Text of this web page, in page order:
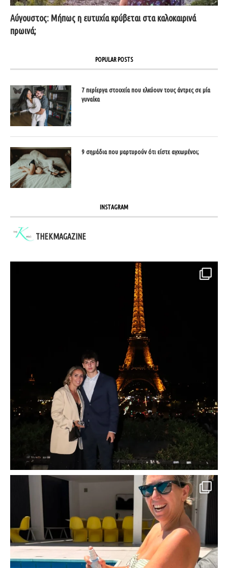
Αύγουστος: Μήπως η ευτυχία κρύβεται στα καλοκαιρινά
πρωινά;
POPULAR POSTS
7 περίεργα στοιχεία που ελκύουν τους άντρες σε μία
γυναίκα
9 σημάδια που μαρτυρούν ότι είστε αγχωμένοι;
INSTAGRAM
THEKMAGAZINE